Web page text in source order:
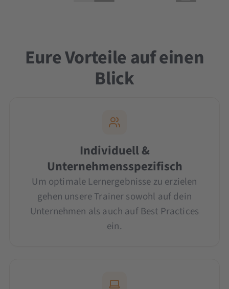
Eure Vorteile auf einen
Blick
Individuell &
Unternehmensspezifisch
Um optimale Lernergebnisse zu erzielen
gehen unsere Trainer sowohl auf dein
Unternehmen als auch auf Best Practices
ein.